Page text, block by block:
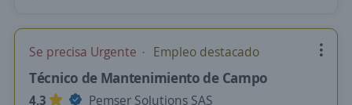
Se precisa Urgente Empleo destacado
Técnico de Mantenimiento de Campo
4,3
Pemser Solutions SAS